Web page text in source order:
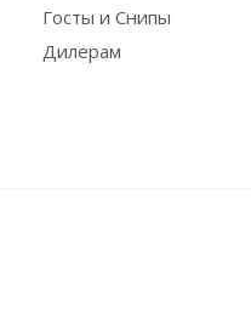
Госты и Снипы
Дилерам